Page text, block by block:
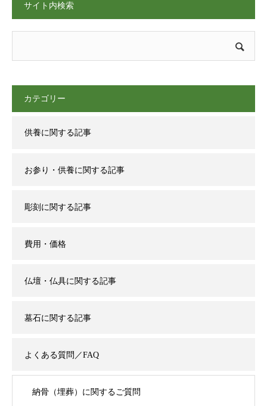
サイト内検索
カテゴリー
供養に関する記事
お参り・供養に関する記事
彫刻に関する記事
費用・価格
仏壇・仏具に関する記事
墓石に関する記事
よくある質問／FAQ
納骨（埋葬）に関するご質問